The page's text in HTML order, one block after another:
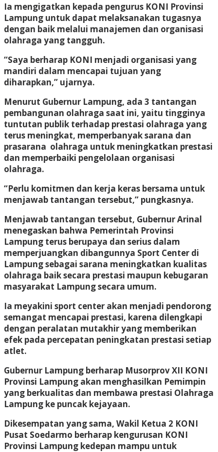
Ia mengigatkan kepada pengurus KONI Provinsi
Lampung untuk dapat melaksanakan tugasnya
dengan baik melalui manajemen dan organisasi
olahraga yang tangguh.
“Saya berharap KONI menjadi organisasi yang
mandiri dalam mencapai tujuan yang
diharapkan,” ujarnya.
Menurut Gubernur Lampung, ada 3 tantangan
pembangunan olahraga saat ini, yaitu tingginya
tuntutan publik terhadap prestasi olahraga yang
terus meningkat, memperbanyak sarana dan
prasarana olahraga untuk meningkatkan prestasi
dan memperbaiki pengelolaan organisasi
olahraga.
“Perlu komitmen dan kerja keras bersama untuk
menjawab tantangan tersebut,” pungkasnya.
Menjawab tantangan tersebut, Gubernur Arinal
menegaskan bahwa Pemerintah Provinsi
Lampung terus berupaya dan serius dalam
memperjuangkan dibangunnya Sport Center di
Lampung sebagai sarana meningkatkan kualitas
olahraga baik secara prestasi maupun kebugaran
masyarakat Lampung secara umum.
Ia meyakini sport center akan menjadi pendorong
semangat mencapai prestasi, karena dilengkapi
dengan peralatan mutakhir yang memberikan
efek pada percepatan peningkatan prestasi setiap
atlet.
Gubernur Lampung berharap Musorprov XII KONI
Provinsi Lampung akan menghasilkan Pemimpin
yang berkualitas dan membawa prestasi Olahraga
Lampung ke puncak kejayaan.
Dikesempatan yang sama, Wakil Ketua 2 KONI
Pusat Soedarmo berharap kengurusan KONI
Provinsi Lampung kedepan mampu untuk